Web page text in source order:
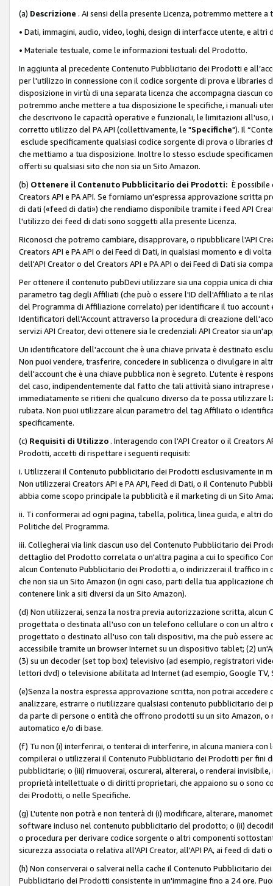
(a) Descrizione . Ai sensi della presente Licenza, potremmo mettere
• Dati, immagini, audio, video, loghi, design di interfacce utente, e altri
• Materiale testuale, come le informazioni testuali del Prodotto.
In aggiunta al precedente Contenuto Pubblicitario dei Prodotti e
per l'utilizzo in connessione con il codice sorgente di prova e libraries
disposizione in virtù di una separata licenza che accompagna ciascun
potremmo anche mettere a tua disposizione le specifiche, i manuali
che descrivono le capacità operative e funzionali, le limitazioni
corretto utilizzo del PA API (collettivamente, le "Specifiche"). Il
esclude specificamente qualsiasi codice sorgente di prova o libraries
che mettiamo a tua disposizione. Inoltre lo stesso esclude
offerti su qualsiasi sito che non sia un Sito Amazon.
(b) Ottenere il Contenuto Pubblicitario dei Prodotti: È
Creators API e PA API. Se forniamo un'espressa approvazione
di dati («feed di dati») che rendiamo disponibile tramite i feed API
l'utilizzo dei feed di dati sono soggetti alla presente Licenza.
Riconosci che potremo cambiare, disapprovare, o ripubblicare l'API
Creators API e PA API o dei Feed di Dati, in qualsiasi momento e di
dell'API Creator o del Creators API e PA API o dei Feed di Dati sia
Per ottenere il contenuto pubDevi utilizzare sia una coppia unica di
parametro tag degli Affiliati (che può o essere l'ID dell'Affiliato a te
del Programma di Affiliazione correlato) per identificare il tuo account
Identificatori dell'Account attraverso la procedura di creazione
servizi API Creator, devi ottenere sia le credenziali API Creator sia
Un identificatore dell'account che è una chiave privata è destinato
Non puoi vendere, trasferire, concedere in sublicenza o divulgare in
dell'account che è una chiave pubblica non è segreto. L'utente è
del caso, indipendentemente dal fatto che tali attività siano
immediatamente se ritieni che qualcuno diverso da te possa
rubata. Non puoi utilizzare alcun parametro del tag Affiliato o
specificamente.
(c) Requisiti di Utilizzo . Interagendo con l'API Creator o il Creators
Prodotti, accetti di rispettare i seguenti requisiti:
i. Utilizzerai il Contenuto pubblicitario dei Prodotti esclusivamente in
Non utilizzerai Creators API e PA API, Feed di Dati, o il Contenuto
abbia come scopo principale la pubblicità e il marketing di un Sito
ii. Ti conformerai ad ogni pagina, tabella, politica, linea guida, e altri
Politiche del Programma.
iii. Collegherai via link ciascun uso del Contenuto Pubblicitario dei
dettaglio del Prodotto correlata o un'altra pagina a cui lo specifico
alcun Contenuto Pubblicitario dei Prodotti a, o indirizzerai il traffico in
che non sia un Sito Amazon (in ogni caso, parti della tua
contenere link a siti diversi da un Sito Amazon).
(d) Non utilizzerai, senza la nostra previa autorizzazione scritta,
progettata o destinata all'uso con un telefono cellulare o con un
progettato o destinato all'uso con tali dispositivi, ma che può essere
accessibile tramite un browser Internet su un dispositivo tablet; (2)
(3) su un decoder (set top box) televisivo (ad esempio, registratori
lettori dvd) o televisione abilitata ad Internet (ad esempio, Google TV,
(e)Senza la nostra espressa approvazione scritta, non potrai
analizzare, estrarre o riutilizzare qualsiasi contenuto pubblicitario
da parte di persone o entità che offrono prodotti su un sito Amazon,
automatico e/o di base.
(f) Tu non (i) interferirai, o tenterai di interferire, in alcuna maniera
compilerai o utilizzerai il Contenuto Pubblicitario dei Prodotti per
pubblicitarie; o (iii) rimuoverai, oscurerai, altererai, o renderai
proprietà intellettuale o di diritti proprietari, che appaiono su o sono
dei Prodotti, o nelle Specifiche.
(g) L'utente non potrà e non tenterà di (i) modificare, alterare,
software incluso nel contenuto pubblicitario del prodotto; o (ii)
o procedura per derivare codice sorgente o altri componenti
sicurezza associata o relativa all'API Creator, all'API PA, ai feed di
(h) Non conserverai o salverai nella cache il Contenuto Pubblicitario
Pubblicitario dei Prodotti consistente in un'immagine fino a 24 ore.